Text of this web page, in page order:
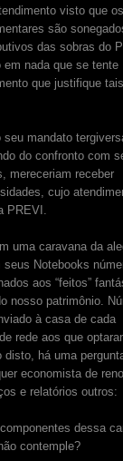
visto que os
são
das sobras do
em nada que se tente
que justifique tais
mandato
do confronto com
mereceriam receber
cujo
PREVI.
uma caravana da
Notebooks
aos “feitos”
nosso patrimônio.
à casa de cada
rede aos que
há uma
economista de
e relatórios outros:
dessa
contemple?